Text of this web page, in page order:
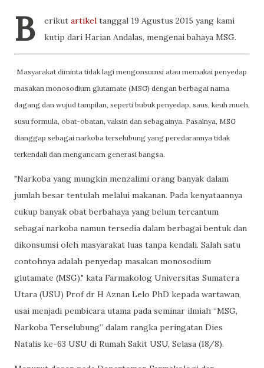
B erikut artikel tanggal 19 Agustus 2015 yang kami
kutip dari Harian Andalas, mengenai bahaya MSG.
Masyarakat diminta tidak lagi mengonsumsi atau memakai penyedap
masakan monosodium glutamate (MSG) dengan berbagai nama
dagang dan wujud tampilan, seperti bubuk penyedap, saus, keuh mueh,
susu formula, obat-obatan, vaksin dan sebagainya. Pasalnya, MSG
dianggap sebagai narkoba terselubung yang peredarannya tidak
terkendali dan mengancam generasi bangsa.
"Narkoba yang mungkin menzalimi orang banyak dalam
jumlah besar tentulah melalui makanan. Pada kenyataannya
cukup banyak obat berbahaya yang belum tercantum
sebagai narkoba namun tersedia dalam berbagai bentuk dan
dikonsumsi oleh masyarakat luas tanpa kendali. Salah satu
contohnya adalah penyedap masakan monosodium
glutamate (MSG)," kata Farmakolog Universitas Sumatera
Utara (USU) Prof dr H Aznan Lelo PhD kepada wartawan,
usai menjadi pembicara utama pada seminar ilmiah “MSG,
Narkoba Terselubung” dalam rangka peringatan Dies
Natalis ke-63 USU di Rumah Sakit USU, Selasa (18/8).